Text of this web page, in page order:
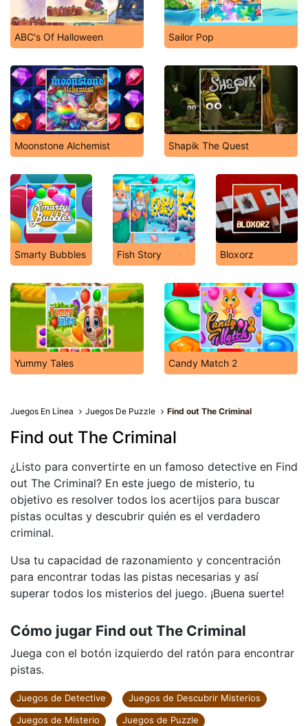
ABC's Of Halloween Sailor Pop
Moonstone Alchemist Shapik The Quest
Smarty Bubbles Fish Story Bloxorz
Yummy Tales Candy Match 2
Juegos En Línea Juegos De Puzzle Find out The Criminal
Find out The Criminal
¿Listo para convertirte en un famoso detective en Find
out The Criminal? En este juego de misterio, tu
objetivo es resolver todos los acertijos para buscar
pistas ocultas y descubrir quién es el verdadero
criminal.
Usa tu capacidad de razonamiento y concentración
para encontrar todas las pistas necesarias y así
superar todos los misterios del juego. ¡Buena suerte!
Cómo jugar Find out The Criminal
Juega con el botón izquierdo del ratón para encontrar
pistas.
Juegos de Detective
Juegos de Descubrir Misterios
Juegos de Misterio
Juegos de Puzzle